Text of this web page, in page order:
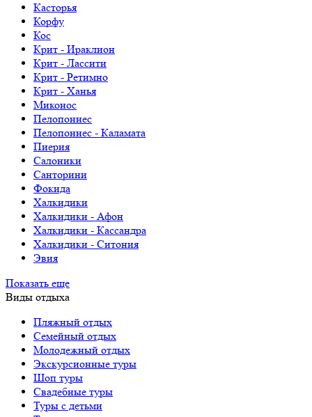
Касторья
Корфу
Кос
Крит - Ираклион
Крит - Лассити
Крит - Ретимно
Крит - Ханья
Миконос
Пелопоннес
Пелопоннес - Каламата
Пиерия
Салоники
Санторини
Фокида
Халкидики
Халкидики - Афон
Халкидики - Кассандра
Халкидики - Ситония
Эвия
Показать еще
Виды отдыха
Пляжный отдых
Семейный отдых
Молодежный отдых
Экскурсионные туры
Шоп туры
Свадебные туры
Туры с детьми